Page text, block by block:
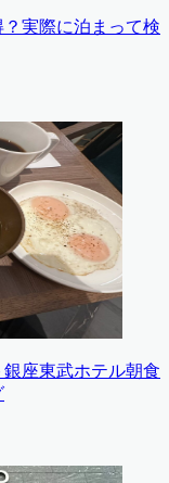
実際に泊まって検
銀座東武ホテル朝食